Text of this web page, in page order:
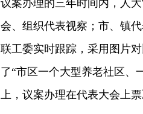
议案办理的三年时间内，人
会、组织代表视察；市、镇
联工委实时跟踪，采用图片
了“市区一个大型养老社区、
上，议案办理在代表大会上